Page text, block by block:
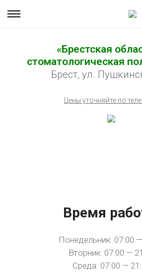
«Брестская
стоматологическая
Брест, ул.
Цены уточняйте по
Время
Понедельник: 07:00
Вторник: 07:00 —
Среда: 07:00 —